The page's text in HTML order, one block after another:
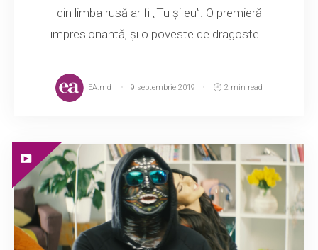
din limba rusă ar fi „Tu și eu”. O premieră
impresionantă, și o poveste de dragoste...
EA.md 9 septembrie 2019 2 min read